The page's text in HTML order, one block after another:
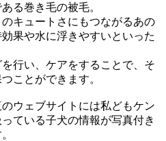
る巻き毛の被毛。
キュートさにもつながるあの
果や水に浮きやすいといった
行い、ケアをすることで、そ
ことができます。
ウェブサイトには私どもケン
ている子犬の情報が写真付き